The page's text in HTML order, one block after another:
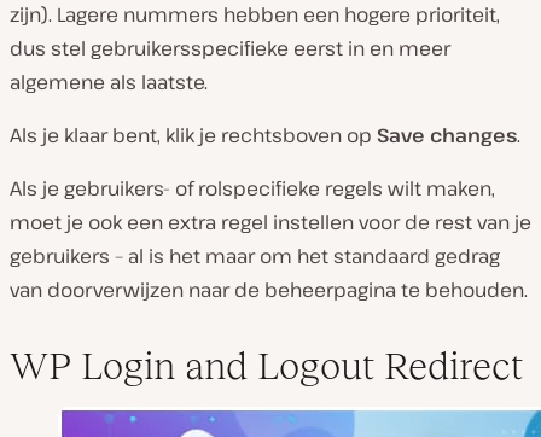
zijn). Lagere nummers hebben een hogere prioriteit,
dus stel gebruikersspecifieke eerst in en meer
algemene als laatste.
Als je klaar bent, klik je rechtsboven op Save changes.
Als je gebruikers- of rolspecifieke regels wilt maken,
moet je ook een extra regel instellen voor de rest van je
gebruikers – al is het maar om het standaard gedrag
van doorverwijzen naar de beheerpagina te behouden.
WP Login and Logout Redirect